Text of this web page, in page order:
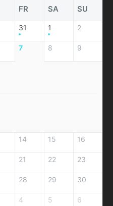
FR SA SU
31 1 2
7 8 9
14 15 16
21 22 23
28 29 30
4 5 6